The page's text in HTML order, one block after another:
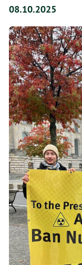
08.10.2025